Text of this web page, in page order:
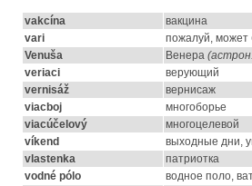
vakcína
вакцина
vari
пожалуй, может
Venuša
Венера
veriaci
верующий
vernisáž
вернисаж
viacboj
многоборье
viacúčelový
многоцелевой
víkend
выходные дни,
vlastenka
патриотка
vodné pólo
водное поло,